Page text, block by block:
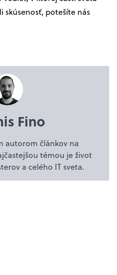
skúsenosť, potešíte nás
Fino
autorom článkov na
témou je život
a celého IT sveta.